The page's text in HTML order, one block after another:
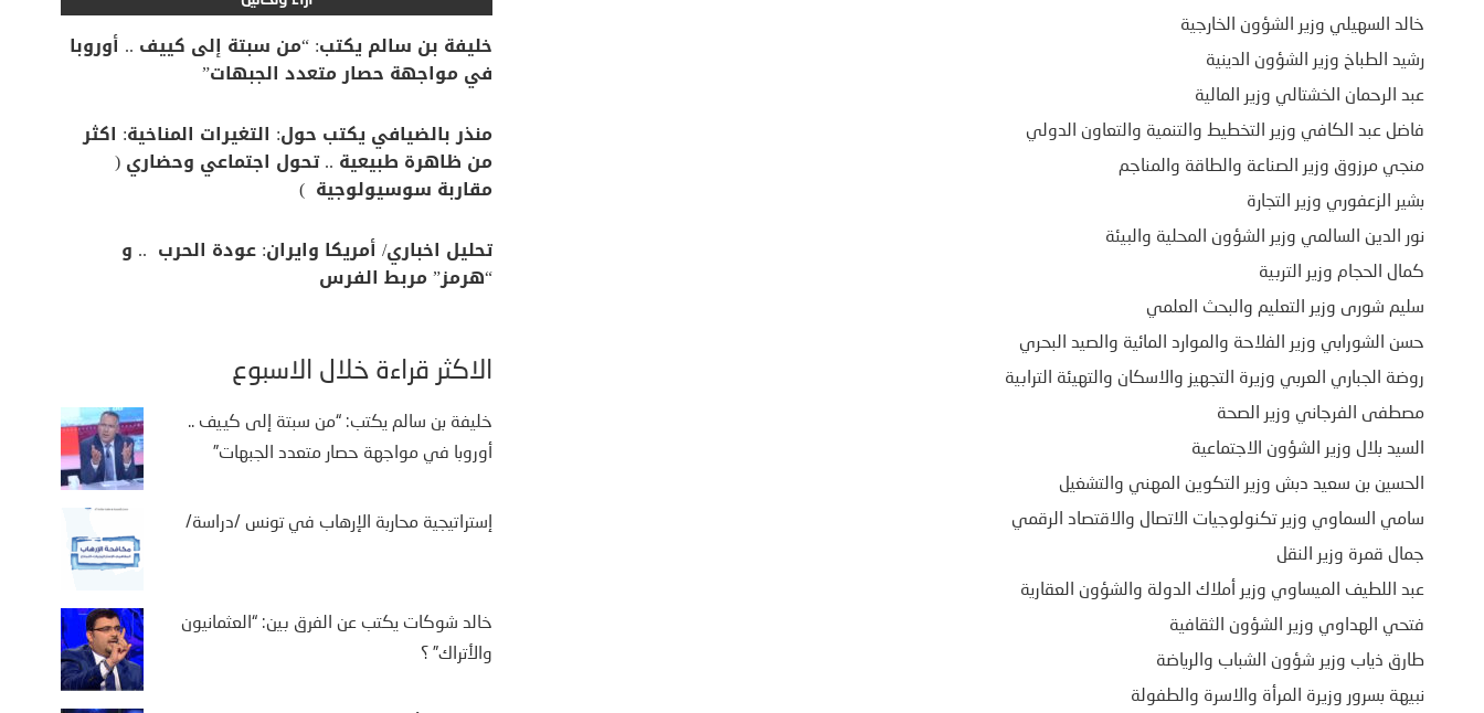
خالد السهيلي وزير الشؤون الخارجية
رشيد الطباخ وزير الشؤون الدينية
عبد الرحمان الخشتالي وزير المالية
فاضل عبد الكافي وزير التخطيط والتنمية والتعاون الدولي
منجي مرزوق وزير الصناعة والطاقة والمناجم
بشير الزعفوري وزير التجارة
نور الدين السالمي وزير الشؤون المحلية والبيئة
كمال الحجام وزير التربية
سليم شورى وزير التعليم والبحث العلمي
حسن الشورابي وزير الفلاحة والموارد المائية والصيد البحري
روضة الجباري العربي وزيرة التجهيز والاسكان والتهيئة الترابية
مصطفى الفرجاني وزير الصحة
السيد بلال وزير الشؤون الاجتماعية
الحسين بن سعيد دبش وزير التكوين المهني والتشغيل
سامي السماوي وزير تكنولوجيات الاتصال والاقتصاد الرقمي
جمال قمرة وزير النقل
عبد اللطيف الميساوي وزير أملاك الدولة والشؤون العقارية
فتحي الهداوي وزير الشؤون الثقافية
طارق ذياب وزير شؤون الشباب والرياضة
نبيهة بسرور وزيرة المرأة والاسرة والطفولة
خليفة بن سالم يكتب: “من سبتة إلى كييف .. أوروبا
في مواجهة حصار متعدد الجبهات”
منذر بالضيافي يكتب حول: التغيرات المناخية: اكثر
من ظاهرة طبيعية .. تحول اجتماعي وحضاري (
مقاربة سوسيولوجية )
تحليل اخباري/ أمريكا وايران: عودة الحرب .. و
“هرمز” مربط الفرس
الأكثر قراءة خلال الأسبوع
خليفة بن سالم يكتب: “من سبتة إلى كييف ..
أوروبا في مواجهة حصار متعدد الجبهات”
إستراتيجية محاربة الإرهاب في تونس /دراسة/
خالد شوكات يكتب عن الفرق بين: “العثمانيون
والأتراك” ؟